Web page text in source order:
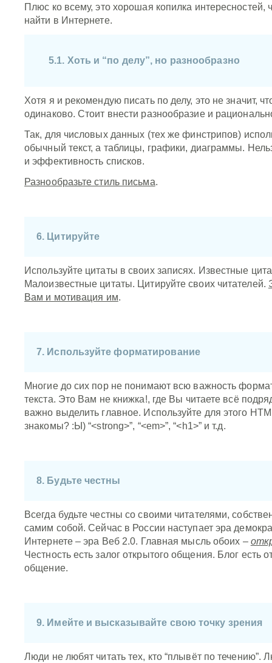
Плюс ко всему, это хорошая копилка интересностей,
найти в Интернете.
5.1. Хоть и “по делу”, но разнообразно
Хотя я и рекомендую писать по делу, это не значит,
одинаково. Стоит внести разнообразие и
Так, для числовых данных (тех же финстрипов)
обычный текст, а таблицы, графики, диаграммы.
и эффективность списков.
Разнообразьте стиль письма.
6. Цитируйте
Используйте цитаты в своих записях. Известные
Малоизвестные цитаты. Цитируйте своих читателей.
Вам и мотивация им.
7. Используйте форматирование
Многие до сих пор не понимают всю важность
текста. Это Вам не книжка!, где Вы читаете всё
важно выделить главное. Используйте для этого
знакомы? :Ы) “<strong>”, “<em>”, “<h1>” и т.д.
8. Будьте честны
Всегда будьте честны со своими читателями,
самим собой. Сейчас в России наступает эра
Интернете – эра Веб 2.0. Главная мысль обоих –
Честность есть залог открытого общения. Блог есть
общение.
9. Имейте и высказывайте свою точку зрения
Люди не любят читать тех, кто “плывёт по течению”.